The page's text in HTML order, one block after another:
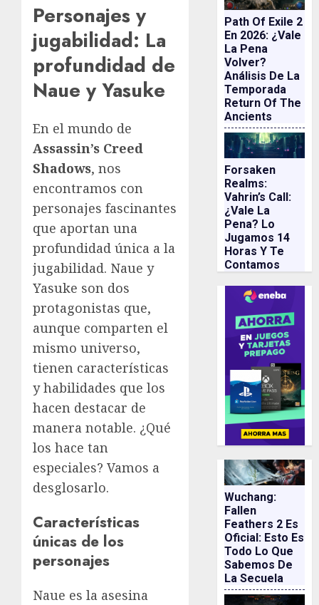
Personajes y
jugabilidad: La
profundidad de
Naue y Yasuke
En el mundo de
Assassin’s Creed
Shadows, nos
encontramos con
personajes fascinantes
que aportan una
profundidad única a la
jugabilidad. Naue y
Yasuke son dos
protagonistas que,
aunque comparten el
mismo universo,
tienen características
y habilidades que los
hacen destacar de
manera notable. ¿Qué
los hace tan
especiales? Vamos a
desglosarlo.
Características
únicas de los
personajes
Naue es la asesina
Path Of Exile 2
En 2026: ¿vale
La Pena
Volver?
Análisis De La
Temporada
Return Of The
Ancients
Forsaken
Realms:
Vahrin’s Call:
¿vale La
Pena? Lo
Jugamos 14
Horas Y Te
Contamos
Wuchang:
Fallen
Feathers 2 Es
Oficial: Esto Es
Todo Lo Que
Sabemos De
La Secuela